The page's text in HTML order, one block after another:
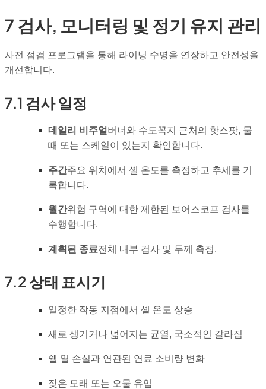
7 검사, 모니터링 및 정기 유지 관리
사전 점검 프로그램을 통해 라이닝 수명을 연장하고 안전성을
개선합니다.
7.1 검사 일정
데일리 비주얼 버너와 수도꼭지 근처의 핫스팟, 물
때 또는 스케일이 있는지 확인합니다.
주간주요 위치에서 셸 온도를 측정하고 추세를 기
록합니다.
월간위험 구역에 대한 제한된 보어스코프 검사를
수행합니다.
계획된 종료전체 내부 검사 및 두께 측정.
7.2 상태 표시기
일정한 작동 지점에서 셸 온도 상승
새로 생기거나 넓어지는 균열, 국소적인 갈라짐
쉘 열 손실과 연관된 연료 소비량 변화
잦은 모래 또는 오물 유입